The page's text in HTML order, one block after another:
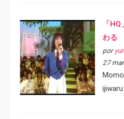
「
わる
por
27
ijiwaru